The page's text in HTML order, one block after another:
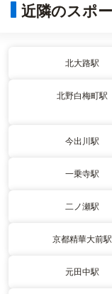
近隣のスポ
北大路駅
北野白梅町駅
今出川駅
一乗寺駅
二ノ瀬駅
京都精華大前駅
元田中駅